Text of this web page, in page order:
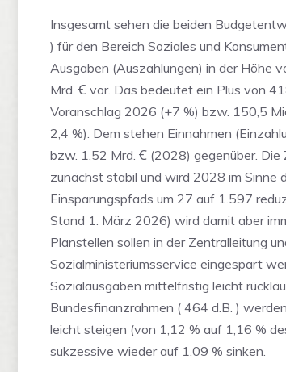
Insgesamt sehen die beiden
) für den Bereich Soziales und
Ausgaben (Auszahlungen) in der Höhe
Mrd. Ꞓ vor. Das bedeutet ein Plus von
Voranschlag 2026 (+7 %) bzw. 150,5
2,4 %). Dem stehen Einnahmen
bzw. 1,52 Mrd. Ꞓ (2028) gegenüber. Die
zunächst stabil und wird 2028 im Sinne
Einsparungspfads um 27 auf 1.597
Stand 1. März 2026) wird damit aber
Planstellen sollen in der Zentralleitung
Sozialministeriumsservice eingespart
Sozialausgaben mittelfristig leicht
Bundesfinanzrahmen ( 464 d.B. )
leicht steigen (von 1,12 % auf 1,16 %
sukzessive wieder auf 1,09 % sinken.